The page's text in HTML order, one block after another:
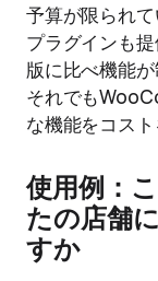
予算が限られ
プラグインも
版に比べ機能
それでも
な機能をコスト
使用例：
たの店舗
すか